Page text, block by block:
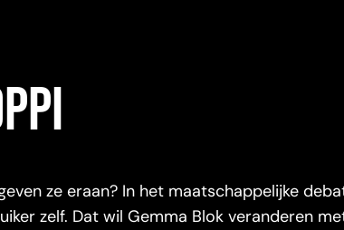
ze eraan? In het maatschappelijke
zelf. Dat wil Gemma Blok veranderen